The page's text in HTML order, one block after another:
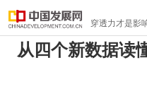
穿透力才是影
从四个新数据读